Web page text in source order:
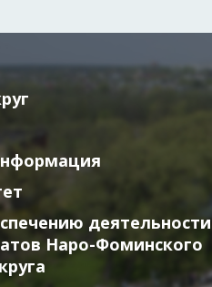
деятельности
Наро-Фоминского